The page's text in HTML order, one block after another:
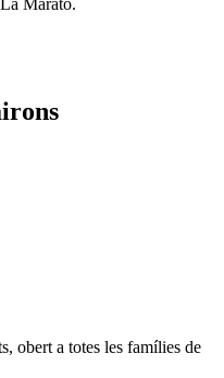
obert a totes les famílies de